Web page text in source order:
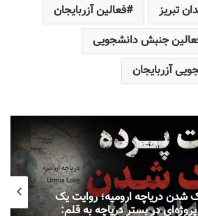
تبریز
فعالین آزربایجان
جنبش دانشجویی
آزربایجان
پشت پرده خشک شدن دریاچه ارومیه؛ روایت یک
مهندس ناظر از پروژه‌ای در بستر دریاچه به قلم: